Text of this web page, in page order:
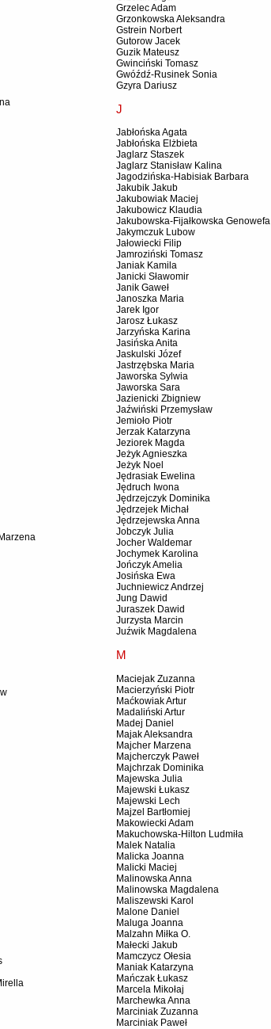
Grzelec Adam
Grzonkowska Aleksandra
Gstrein Norbert
Gutorow Jacek
Guzik Mateusz
Gwinciński Tomasz
Gwóźdź-Rusinek Sonia
Gzyra Dariusz
J
Jabłońska Agata
Jabłońska Elżbieta
Jaglarz Staszek
Jaglarz Stanisław Kalina
Jagodzińska-Habisiak Barbara
Jakubik Jakub
Jakubowiak Maciej
Jakubowicz Klaudia
Jakubowska-Fijałkowska Genowefa
Jakymczuk Lubow
Jałowiecki Filip
Jamroziński Tomasz
Janiak Kamila
Janicki Sławomir
Janik Gaweł
Janoszka Maria
Jarek Igor
Jarosz Łukasz
Jarzyńska Karina
Jasińska Anita
Jaskulski Józef
Jastrzębska Maria
Jaworska Sylwia
Jaworska Sara
Jazienicki Zbigniew
Jaźwiński Przemysław
Jemioło Piotr
Jerzak Katarzyna
Jeziorek Magda
Jeżyk Agnieszka
Jeżyk Noel
Jędrasiak Ewelina
Jędruch Iwona
Jędrzejczyk Dominika
Jędrzejek Michał
Jędrzejewska Anna
Jobczyk Julia
Jocher Waldemar
Jochymek Karolina
Jończyk Amelia
Josińska Ewa
Juchniewicz Andrzej
Jung Dawid
Juraszek Dawid
Jurzysta Marcin
Juźwik Magdalena
M
Maciejak Zuzanna
Macierzyński Piotr
Maćkowiak Artur
Madaliński Artur
Madej Daniel
Majak Aleksandra
Majcher Marzena
Majcherczyk Paweł
Majchrzak Dominika
Majewska Julia
Majewski Łukasz
Majewski Lech
Majzel Bartłomiej
Makowiecki Adam
Makuchowska-Hilton Ludmiła
Malek Natalia
Malicka Joanna
Malicki Maciej
Malinowska Anna
Malinowska Magdalena
Maliszewski Karol
Malone Daniel
Maluga Joanna
Malzahn Miłka O.
Małecki Jakub
Mamczycz Ołesia
Maniak Katarzyna
Mańczak Łukasz
Marcela Mikołaj
Marchewka Anna
Marciniak Zuzanna
Marciniak Paweł